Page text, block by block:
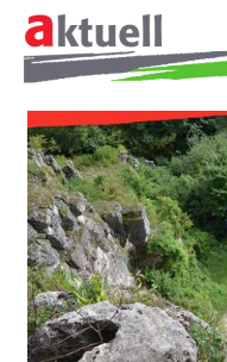
UND
FORTBILDUNG